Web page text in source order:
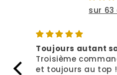
sur 63
Toujours autant
Troisième
et toujours au top !